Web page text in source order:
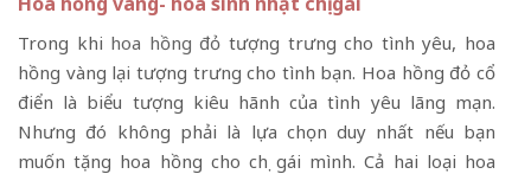
Trong khi hoa hồng đỏ tượng trưng cho tình yêu, hoa
hồng vàng lại tượng trưng cho tình bạn. Hoa hồng đỏ cổ
điển là biểu tượng kiêu hãnh của tình yêu lãng mạn.
Nhưng đó không phải là lựa chọn duy nhất nếu bạn
muốn tặng hoa hồng cho chị gái mình. Cả hai loại hoa